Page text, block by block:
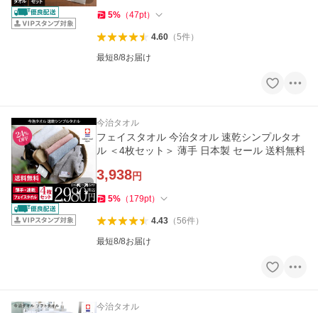
5% （47pt）
4.60（5件）
最短8/8お届け
今治タオル
フェイスタオル 今治タオル 速乾シンプルタオ
ル ＜4枚セット＞ 薄手 日本製 セール 送料無料
3,938円
5% （ 179pt）
4.43（56件）
最短8/8お届け
今治タオル